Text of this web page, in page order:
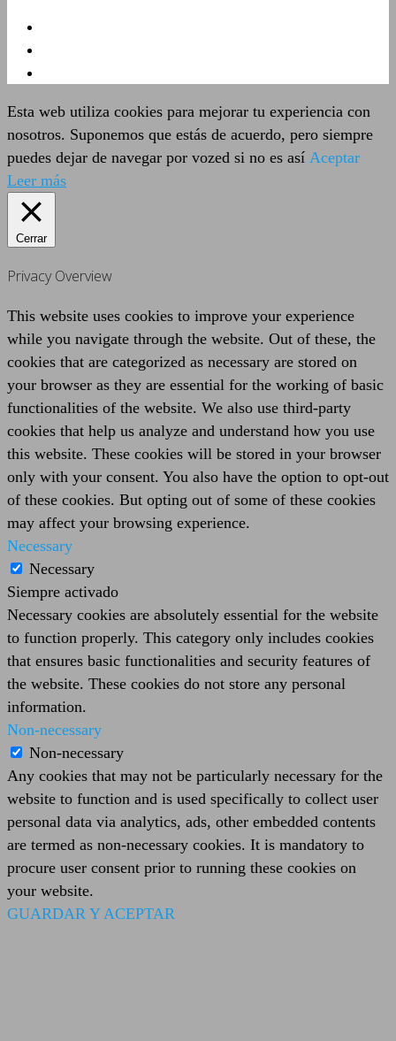
Esta web utiliza cookies para mejorar tu experiencia con
nosotros. Suponemos que estás de acuerdo, pero siempre
puedes dejar de navegar por vozed si no es así Aceptar
Leer más
Cerrar
Privacy Overview
This website uses cookies to improve your experience
while you navigate through the website. Out of these, the
cookies that are categorized as necessary are stored on
your browser as they are essential for the working of basic
functionalities of the website. We also use third-party
cookies that help us analyze and understand how you use
this website. These cookies will be stored in your browser
only with your consent. You also have the option to opt-out
of these cookies. But opting out of some of these cookies
may affect your browsing experience.
Necessary
Necessary
Siempre activado
Necessary cookies are absolutely essential for the website
to function properly. This category only includes cookies
that ensures basic functionalities and security features of
the website. These cookies do not store any personal
information.
Non-necessary
Non-necessary
Any cookies that may not be particularly necessary for the
website to function and is used specifically to collect user
personal data via analytics, ads, other embedded contents
are termed as non-necessary cookies. It is mandatory to
procure user consent prior to running these cookies on
your website.
GUARDAR Y ACEPTAR